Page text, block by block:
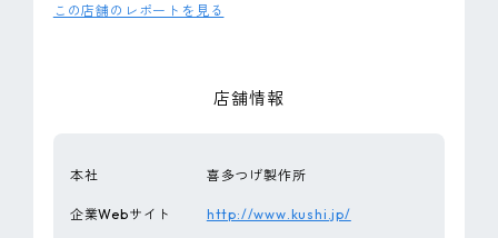
この店舗のレポートを見る
店舗情報
本社 喜多つげ製作所
企業Webサイト http://www.kushi.jp/